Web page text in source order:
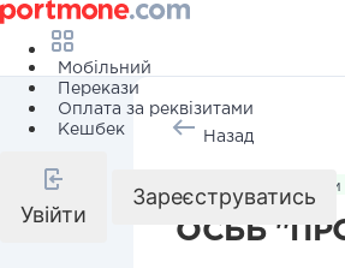
Мобільний
Перекази
Оплата за реквізитами
Кешбек
Увійти
Зареєструватись
Назад
Комунальні послуги
ОСББ